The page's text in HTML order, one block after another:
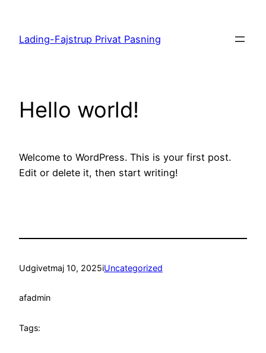
indhold
Lading-Fajstrup Privat Pasning
Hello world!
Welcome to WordPress. This is your first post.
Edit or delete it, then start writing!
Udgivetmaj 10, 2025iUncategorized
afadmin
Tags: